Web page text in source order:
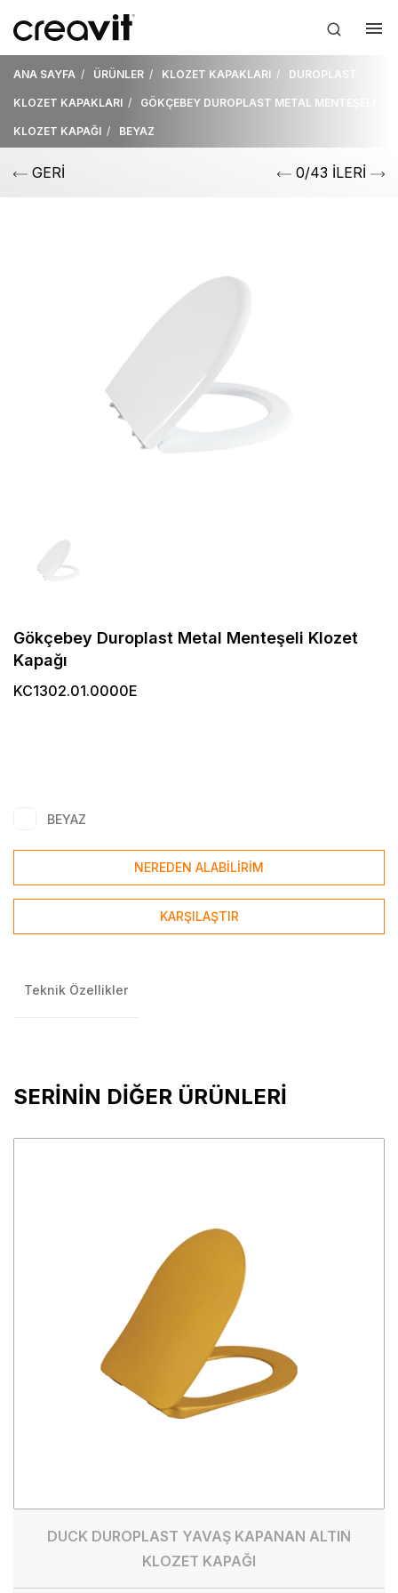
ANA SAYFA ÜRÜNLER KLOZET KAPAKLARI DUROPLAST
KLOZET KAPAKLARI GÖKÇEBEY DUROPLAST METAL MENTEŞELİ
KLOZET KAPAĞI BEYAZ
GERİ 0/43 İLERİ
Gökçebey Duroplast Metal Menteşeli Klozet
Kapağı
KC1302.01.0000E
BEYAZ
NEREDEN ALABİLİRİM
KARŞILAŞTIR
Teknik Özellikler
SERİNİN DİĞER ÜRÜNLERİ
DUCK DUROPLAST YAVAŞ KAPANAN ALTIN
KLOZET KAPAĞI